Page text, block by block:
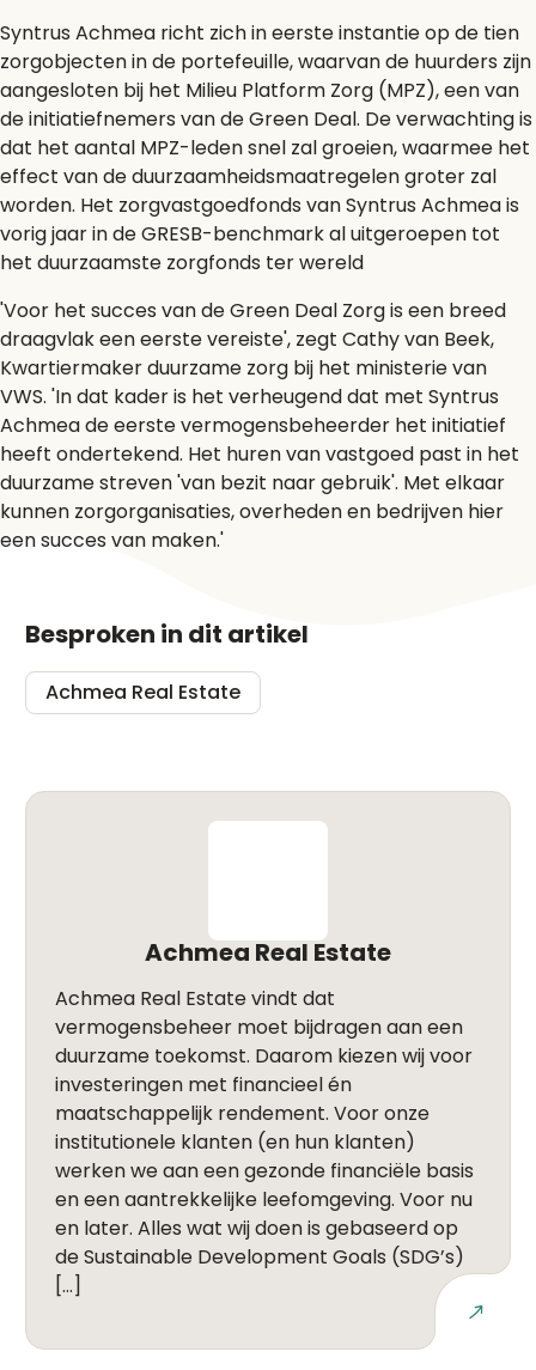
Syntrus Achmea richt zich in eerste instantie op de tien
zorgobjecten in de portefeuille, waarvan de huurders zijn
aangesloten bij het Milieu Platform Zorg (MPZ), een van
de initiatiefnemers van de Green Deal. De verwachting is
dat het aantal MPZ-leden snel zal groeien, waarmee het
effect van de duurzaamheidsmaatregelen groter zal
worden. Het zorgvastgoedfonds van Syntrus Achmea is
vorig jaar in de GRESB-benchmark al uitgeroepen tot
het duurzaamste zorgfonds ter wereld
'Voor het succes van de Green Deal Zorg is een breed
draagvlak een eerste vereiste', zegt Cathy van Beek,
Kwartiermaker duurzame zorg bij het ministerie van
VWS. 'In dat kader is het verheugend dat met Syntrus
Achmea de eerste vermogensbeheerder het initiatief
heeft ondertekend. Het huren van vastgoed past in het
duurzame streven 'van bezit naar gebruik'. Met elkaar
kunnen zorgorganisaties, overheden en bedrijven hier
een succes van maken.'
Besproken in dit artikel
Achmea Real Estate
Achmea Real Estate
Achmea Real Estate vindt dat
vermogensbeheer moet bijdragen aan een
duurzame toekomst. Daarom kiezen wij voor
investeringen met financieel én
maatschappelijk rendement. Voor onze
institutionele klanten (en hun klanten)
werken we aan een gezonde financiële basis
en een aantrekkelijke leefomgeving. Voor nu
en later. Alles wat wij doen is gebaseerd op
de Sustainable Development Goals (SDG’s)
[…]
Lees meer